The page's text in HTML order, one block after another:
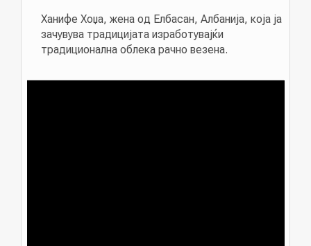
Ханифе Хоџа, жена од Елбасан, Албанија, која ја
зачувува традицијата изработувајќи
традиционална облека рачно везена.